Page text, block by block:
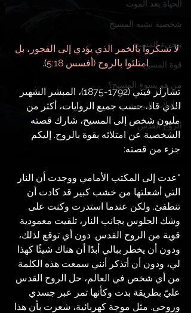
الحياة بعد الموت
شخصية تشبه المسيح
مجيء المسيح
قوة المسيح
من هو يسوع المسيح؟
التأملات اليومية
الروح القدس
لا تسكروا بالخمر الذي يؤدي إلى الفجور، بل
امتلئوا بالروح (أفسس 5:18
).
تشارلز فيني (1792-1875)، المبشر الشهير
الذي قاد، حسب جميع الروايات، أكثر من
مليون شخص إلى المسيح، شارك قصته
الشخصية عن امتلائه بقوة بالروح. إليكم
جزء من قصته:
"عدت إلى المكتب الأمامي ووجدت أن النار
التي أشعلتها من خشب كبير قد كادت أن
تنطفئ. ولكن عندما استدرت وكنت على
وشك الجلوس بجانب النار، تلقيت معمودية
قوية من الروح القدس. دون أي توقع لذلك،
ودون أن يخطر ببالي أبدًا أن هناك شيئًا كهذا
لي، ودون أن أتذكر أنني سمعت هذه الكلمة
من أي شخص في العالم، حل الروح القدس
عليّ بطريقة بدت وكأنها تمر عبر جسدي
وروحي. مثل موجة كهربائية، شعرت بأن هذا